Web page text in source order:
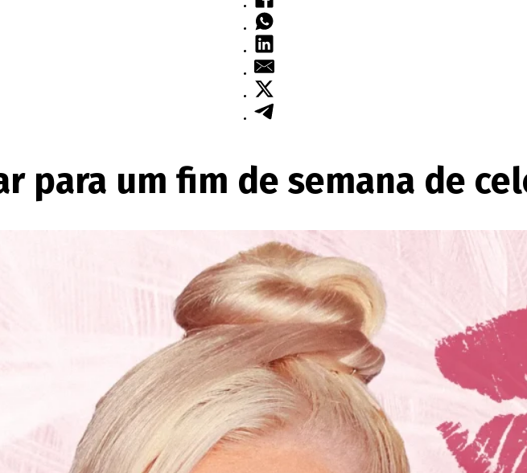
para um fim de semana de